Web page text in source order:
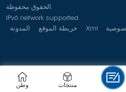
الحقوق محفوظة.
IPv6 network supported.
المدونة
خريطة الموقع Xml
وطن منتجات